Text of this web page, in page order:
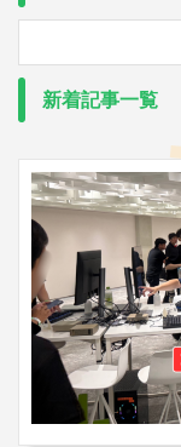
新着記事一覧